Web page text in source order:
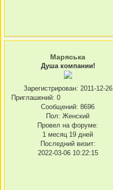
Маряська
Душа компании!
Зарегистрирован: 2011-12-26
Приглашений: 0
Сообщений: 8696
Пол: Женский
Провел на форуме:
1 месяц 19 дней
Последний визит:
2022-03-06 10:22:15